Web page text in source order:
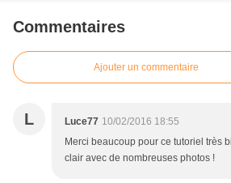
Commentaires
Ajouter un commentaire
L Luce77 10/02/2016 18:55
Merci beaucoup pour ce tutoriel très
clair avec de nombreuses photos !